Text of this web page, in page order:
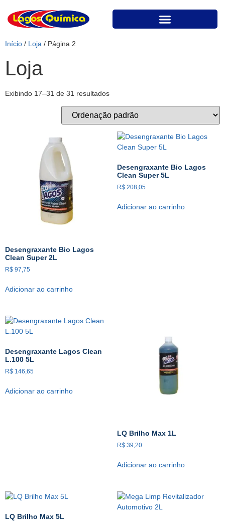
Início / Loja / Página 2
Loja
Exibindo 17–31 de 31 resultados
Desengraxante Bio Lagos
Clean Super 2L
R$ 97,75
Adicionar ao carrinho
Desengraxante Bio Lagos
Clean Super 5L
R$208,05
Adicionar ao carrinho
Desengraxante Lagos Clean
L.100 5L
R$ 146,65
Adicionar ao carrinho
LQ Brilho Max 1L
R$39,20
Adicionar ao carrinho
LQ Brilho Max 5L